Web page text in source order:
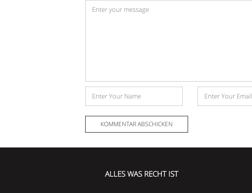
Kommentar
Name
Mail-
ALLES WAS RECHT IST